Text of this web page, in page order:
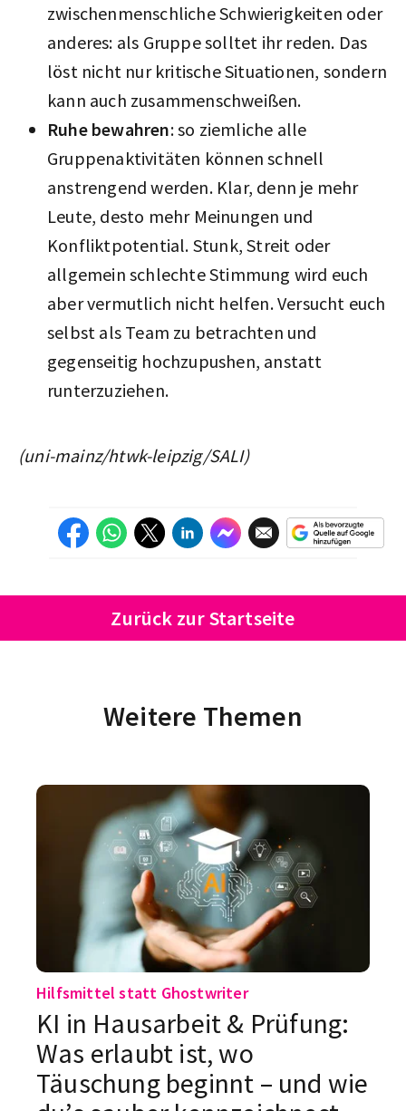
zwischenmenschliche Schwierigkeiten oder
anderes: als Gruppe solltet ihr reden. Das
löst nicht nur kritische Situationen, sondern
kann auch zusammenschweißen.
Ruhe bewahren: so ziemliche alle
Gruppenaktivitäten können schnell
anstrengend werden. Klar, denn je mehr
Leute, desto mehr Meinungen und
Konfliktpotential. Stunk, Streit oder
allgemein schlechte Stimmung wird euch
aber vermutlich nicht helfen. Versucht euch
selbst als Team zu betrachten und
gegenseitig hochzupushen, anstatt
runterzuziehen.
(uni-mainz/htwk-leipzig/SALI)
Zurück zur Startseite
Weitere Themen
Hilfsmittel statt Ghostwriter
KI in Hausarbeit & Prüfung:
Was erlaubt ist, wo
Täuschung beginnt – und wie